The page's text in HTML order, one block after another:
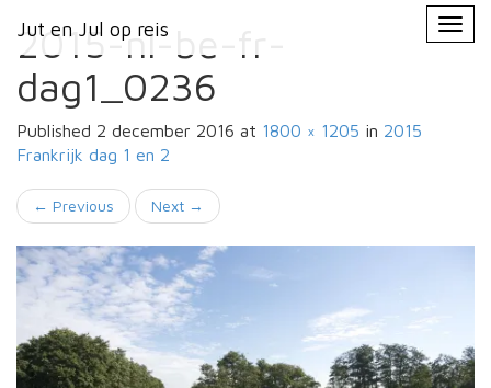
Jut en Jul op reis
Primary
Menu
Jut en Jul op reis
2015-nl-be-fr-
dag1_0236
Published 2 december 2016 at 1800 × 1205 in 2015
Frankrijk dag 1 en 2
← Previous Next →